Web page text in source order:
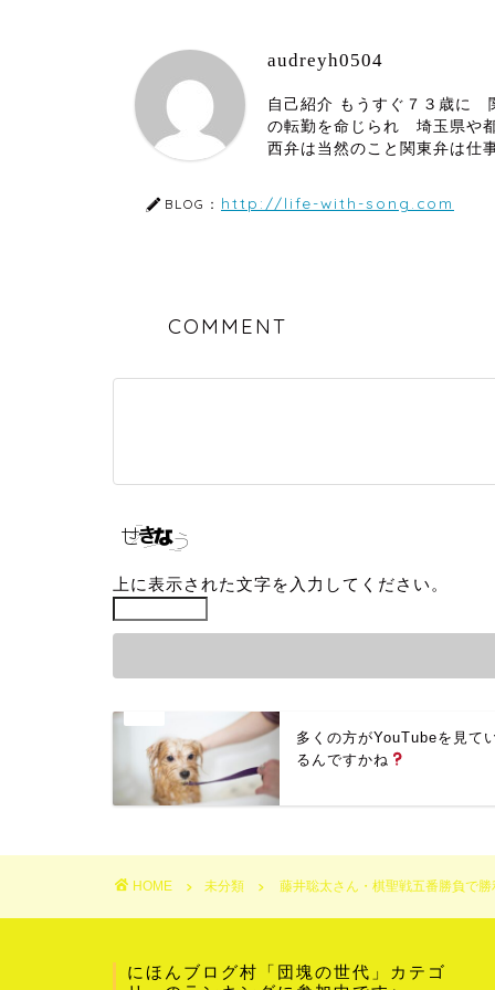
audreyh0504
自己紹介 もうすぐ７３歳に
の転勤を命じられ 埼玉県や
西弁は当然のこと関東弁は仕
BLOG： http://life-with-song.com
COMMENT
上に表示された文字を入力してください。
多くの方がYouTubeを見て
るんですかね
HOME 未分類 藤井聡太さん・棋聖戦五番勝負で勝
にほんブログ村「団塊の世代」カテゴ